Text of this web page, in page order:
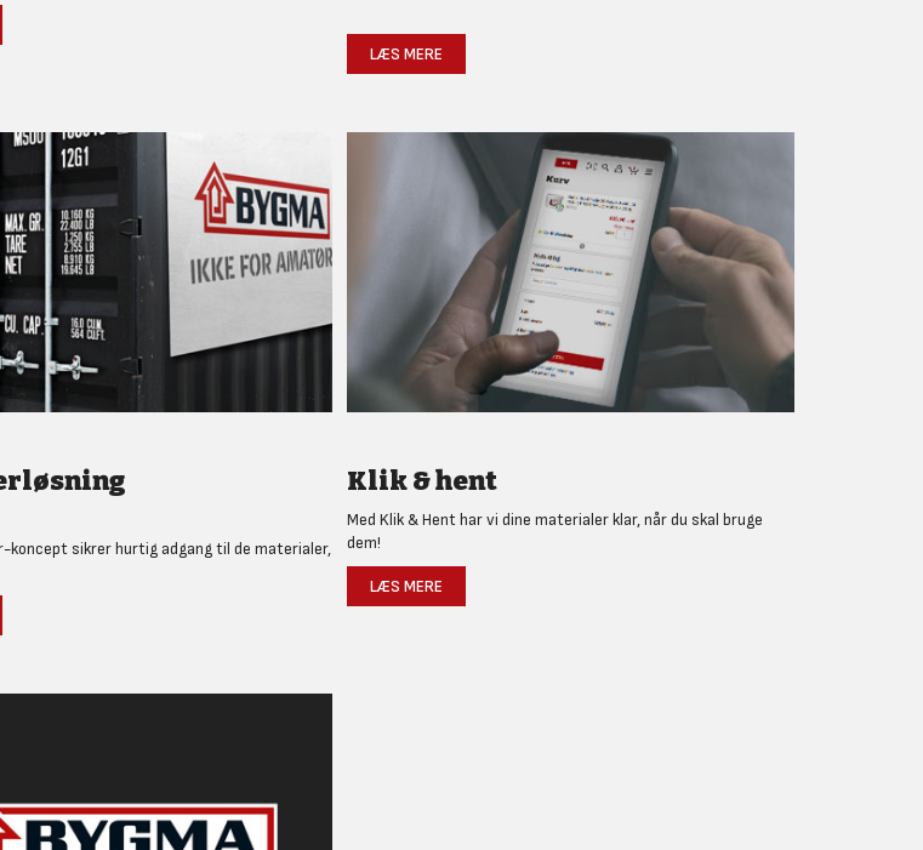
LÆS MERE
koncept sikrer hurtig adgang til de materialer,
Klik & hent
Med Klik & Hent har vi dine materialer klar, når du skal bruge
dem!
LÆS MERE